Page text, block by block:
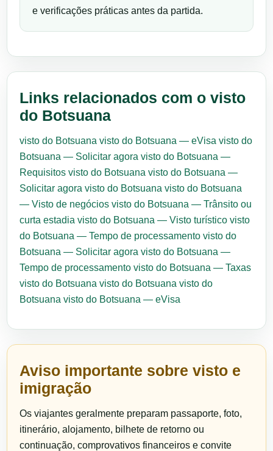
e verificações práticas antes da partida.
Links relacionados com o visto
do Botsuana
visto do Botsuana visto do Botsuana — eVisa visto do
Botsuana — Solicitar agora visto do Botsuana —
Requisitos visto do Botsuana visto do Botsuana —
Solicitar agora visto do Botsuana visto do Botsuana
— Visto de negócios visto do Botsuana — Trânsito ou
curta estadia visto do Botsuana — Visto turístico visto
do Botsuana — Tempo de processamento visto do
Botsuana — Solicitar agora visto do Botsuana —
Tempo de processamento visto do Botsuana — Taxas
visto do Botsuana visto do Botsuana visto do
Botsuana visto do Botsuana — eVisa
Aviso importante sobre visto e
imigração
Os viajantes geralmente preparam passaporte, foto,
itinerário, alojamento, bilhete de retorno ou
continuação, comprovativos financeiros e convite